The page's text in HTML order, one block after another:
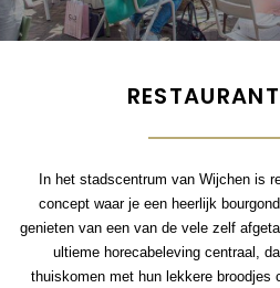
In het stadscentrum van Wijchen is
concept waar je een heerlijk
genieten van een van de vele zelf
ultieme horecabeleving centraal,
thuiskomen met hun lekkere broodjes